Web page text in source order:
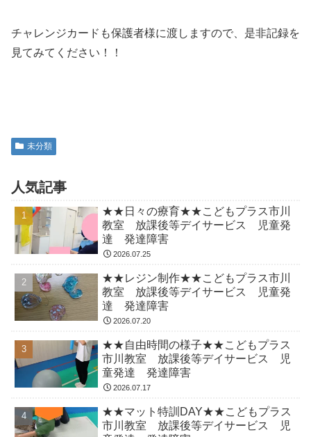
チャレンジカードも保護者様に渡しますので、是非記録を
見てみてください！！
未分類
人気記事
★★日々の療育★★こどもプラス市川
教室 放課後等デイサービス 児童発
達 発達障害
2026.07.25
★★レジン制作★★こどもプラス市川
教室 放課後等デイサービス 児童発
達 発達障害
2026.07.20
★★自由時間の様子★★こどもプラス
市川教室 放課後等デイサービス 児
童発達 発達障害
2026.07.17
★★マット特訓DAY★★こどもプラス
市川教室 放課後等デイサービス 児